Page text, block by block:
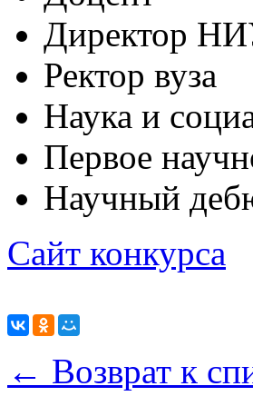
Директор
Ректор вуза
Наука и
Первое
Научный
Сайт конкурса
← Возврат к